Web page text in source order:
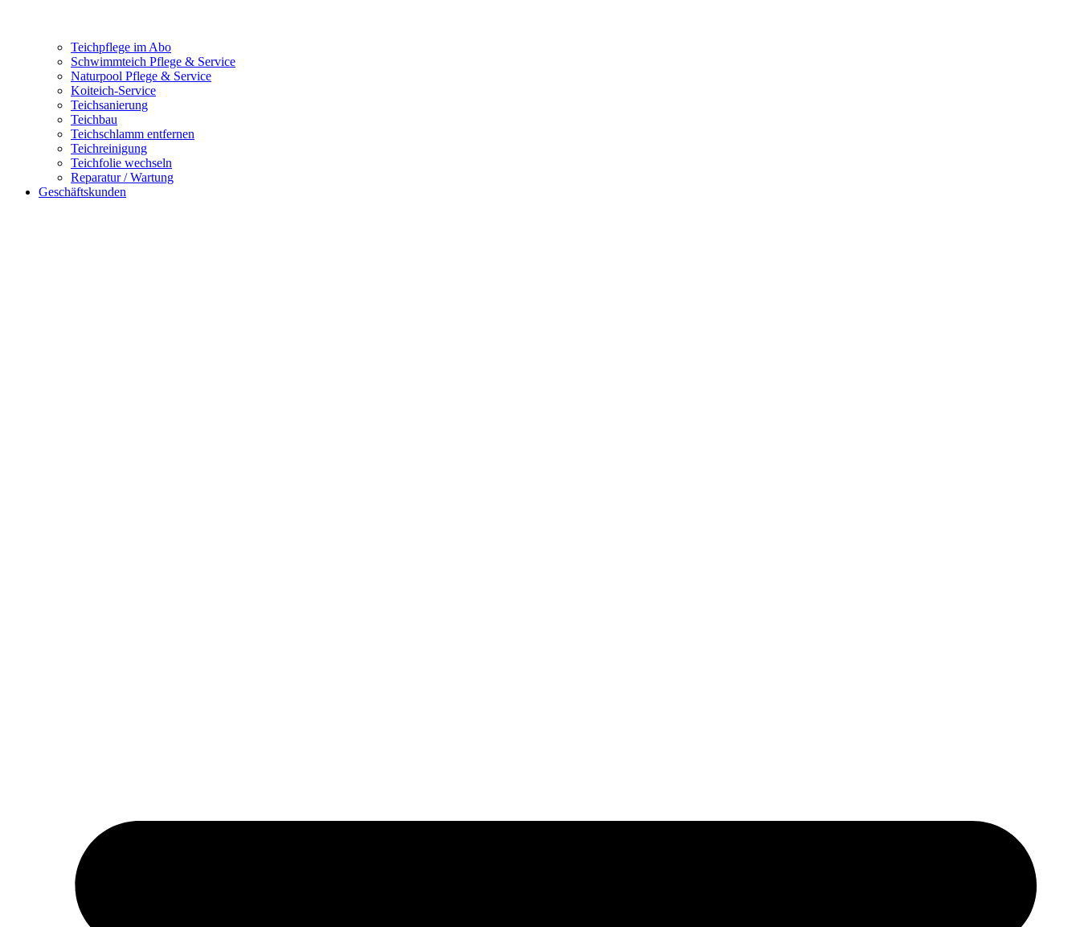
Teichpflege im Abo
Schwimmteich Pflege & Service
Naturpool Pflege & Service
Koiteich-Service
Teichsanierung
Teichbau
Teichschlamm entfernen
Teichreinigung
Teichfolie wechseln
Reparatur / Wartung
Geschäftskunden